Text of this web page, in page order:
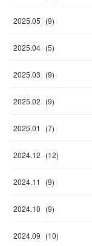
2025.05 (9)
2025.04 (5)
2025.03 (9)
2025.02 (9)
2025.01 (7)
2024.12 (12)
2024.11 (9)
2024.10 (9)
2024.09 (10)